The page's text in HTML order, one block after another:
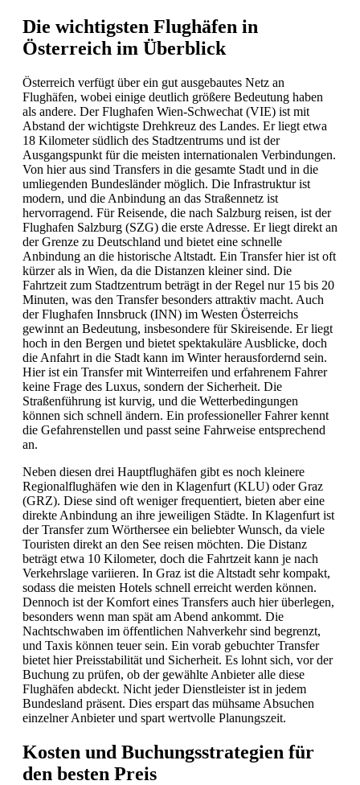
Die wichtigsten Flughäfen in
Österreich im Überblick
Österreich verfügt über ein gut ausgebautes Netz an
Flughäfen, wobei einige deutlich größere Bedeutung haben
als andere. Der Flughafen Wien-Schwechat (VIE) ist mit
Abstand der wichtigste Drehkreuz des Landes. Er liegt etwa
18 Kilometer südlich des Stadtzentrums und ist der
Ausgangspunkt für die meisten internationalen Verbindungen.
Von hier aus sind Transfers in die gesamte Stadt und in die
umliegenden Bundesländer möglich. Die Infrastruktur ist
modern, und die Anbindung an das Straßennetz ist
hervorragend. Für Reisende, die nach Salzburg reisen, ist der
Flughafen Salzburg (SZG) die erste Adresse. Er liegt direkt an
der Grenze zu Deutschland und bietet eine schnelle
Anbindung an die historische Altstadt. Ein Transfer hier ist oft
kürzer als in Wien, da die Distanzen kleiner sind. Die
Fahrtzeit zum Stadtzentrum beträgt in der Regel nur 15 bis 20
Minuten, was den Transfer besonders attraktiv macht. Auch
der Flughafen Innsbruck (INN) im Westen Österreichs
gewinnt an Bedeutung, insbesondere für Skireisende. Er liegt
hoch in den Bergen und bietet spektakuläre Ausblicke, doch
die Anfahrt in die Stadt kann im Winter herausfordernd sein.
Hier ist ein Transfer mit Winterreifen und erfahrenem Fahrer
keine Frage des Luxus, sondern der Sicherheit. Die
Straßenführung ist kurvig, und die Wetterbedingungen
können sich schnell ändern. Ein professioneller Fahrer kennt
die Gefahrenstellen und passt seine Fahrweise entsprechend
an.
Neben diesen drei Hauptflughäfen gibt es noch kleinere
Regionalflughäfen wie den in Klagenfurt (KLU) oder Graz
(GRZ). Diese sind oft weniger frequentiert, bieten aber eine
direkte Anbindung an ihre jeweiligen Städte. In Klagenfurt ist
der Transfer zum Wörthersee ein beliebter Wunsch, da viele
Touristen direkt an den See reisen möchten. Die Distanz
beträgt etwa 10 Kilometer, doch die Fahrtzeit kann je nach
Verkehrslage variieren. In Graz ist die Altstadt sehr kompakt,
sodass die meisten Hotels schnell erreicht werden können.
Dennoch ist der Komfort eines Transfers auch hier überlegen,
besonders wenn man spät am Abend ankommt. Die
Nachtschwaben im öffentlichen Nahverkehr sind begrenzt,
und Taxis können teuer sein. Ein vorab gebuchter Transfer
bietet hier Preisstabilität und Sicherheit. Es lohnt sich, vor der
Buchung zu prüfen, ob der gewählte Anbieter alle diese
Flughäfen abdeckt. Nicht jeder Dienstleister ist in jedem
Bundesland präsent. Dies erspart das mühsame Absuchen
einzelner Anbieter und spart wertvolle Planungszeit.
Kosten und Buchungsstrategien für
den besten Preis